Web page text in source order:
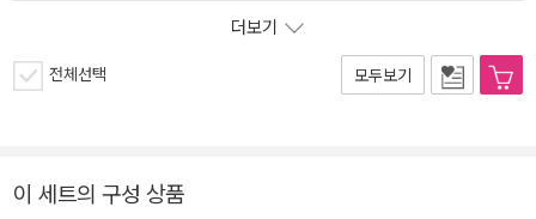
더보기
전체선택 모두보기
이 세트의 구성 상품